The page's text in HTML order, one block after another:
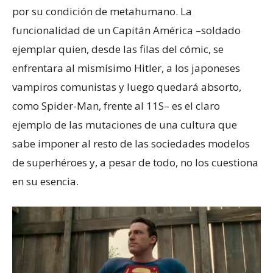
por su condición de metahumano. La
funcionalidad de un Capitán América –soldado
ejemplar quien, desde las filas del cómic, se
enfrentara al mismísimo Hitler, a los japoneses
vampiros comunistas y luego quedará absorto,
como Spider-Man, frente al 11S– es el claro
ejemplo de las mutaciones de una cultura que
sabe imponer al resto de las sociedades modelos
de superhéroes y, a pesar de todo, no los cuestiona
en su esencia.